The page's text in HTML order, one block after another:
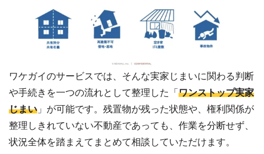
ワケガイのサービスでは、そんな実家じまいに関わる判断
や手続きを一つの流れとして整理した「 ワンストップ実家
じまい 」が可能です。残置物が残った状態や、権利関係が
整理しきれていない不動産であっても、作業を分断せず、
状況全体を踏まえてまとめて相談していただけます。